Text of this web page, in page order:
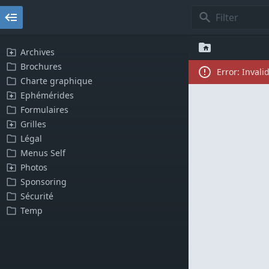
error:
Archives
Brochures
Charte graphique
Ephémérides
Formulaires
Grilles
Légal
Menus Self
Photos
Sponsoring
Sécurité
Temp